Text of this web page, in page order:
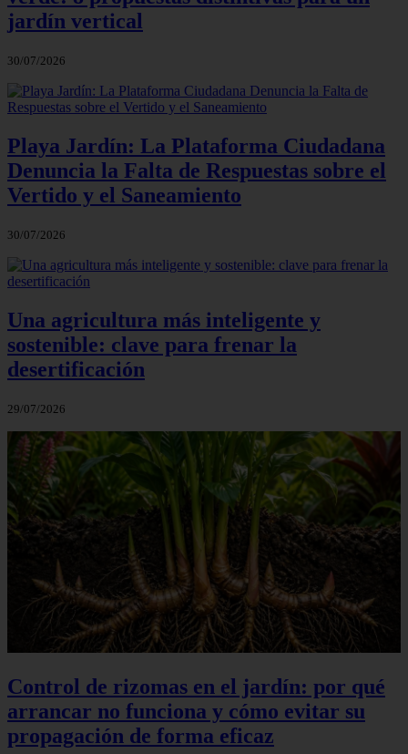
jardín vertical
30/07/2026
Playa Jardín: La Plataforma Ciudadana
Denuncia la Falta de Respuestas sobre el
Vertido y el Saneamiento
30/07/2026
Una agricultura más inteligente y
sostenible: clave para frenar la
desertificación
29/07/2026
Control de rizomas en el jardín: por qué
arrancar no funciona y cómo evitar su
propagación de forma eficaz